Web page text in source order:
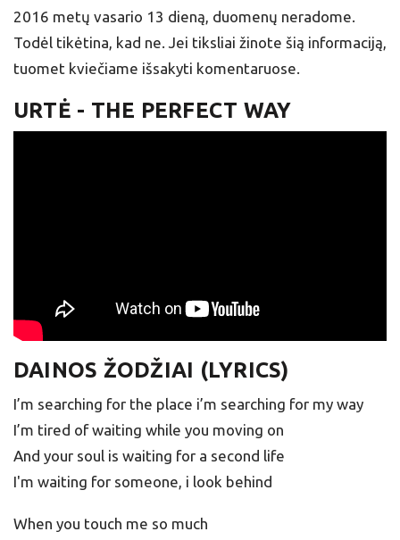
2016 metų vasario 13 dieną, duomenų neradome.
Todėl tikėtina, kad ne. Jei tiksliai žinote šią informaciją,
tuomet kviečiame išsakyti komentaruose.
URTĖ - THE PERFECT WAY
DAINOS ŽODŽIAI (LYRICS)
I’m searching for the place i’m searching for my way
I’m tired of waiting while you moving on
And your soul is waiting for a second life
I'm waiting for someone, i look behind
When you touch me so much